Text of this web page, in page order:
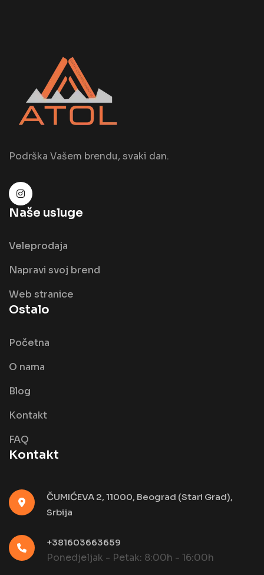
Podrška Vašem brendu, svaki dan.
Naše usluge
Veleprodaja
Napravi svoj brend
Web stranice
Ostalo
Početna
O nama
Blog
Kontakt
FAQ
Kontakt
ČUMIĆEVA 2, 11000, Beograd (Stari Grad),
Srbija
+381603663659
Ponedjeljak - Petak: 8:00h - 16:00h